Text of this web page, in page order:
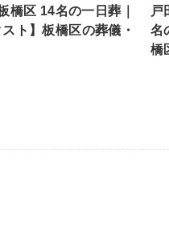
区 14名の一日葬｜
ト】板橋区の葬儀・
戸
名
橋